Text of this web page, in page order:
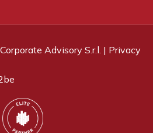
Advisory S.r.l. | Privacy